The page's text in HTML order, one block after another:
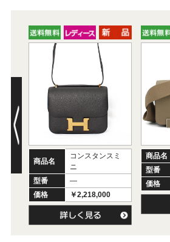
商品名
コンスタンスミ
ニ
型番
―
価格
￥2,218,000
商品名
型番
価格